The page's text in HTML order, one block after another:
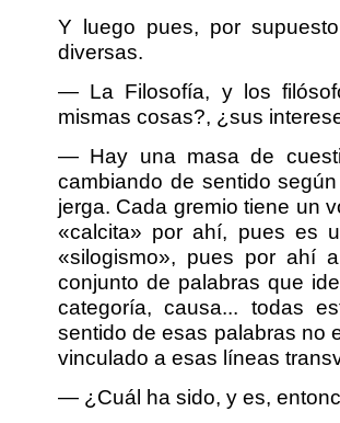
Y luego pues, por
diversas.
— La Filosofía, y los
mismas cosas?, ¿sus
— Hay una masa de
cambiando de sentido
jerga. Cada gremio tiene un
«calcita» por ahí, pues es
«silogismo», pues por ahí
conjunto de palabras que
categoría, causa... todas
sentido de esas palabras no
vinculado a esas líneas
— ¿Cuál ha sido, y es,